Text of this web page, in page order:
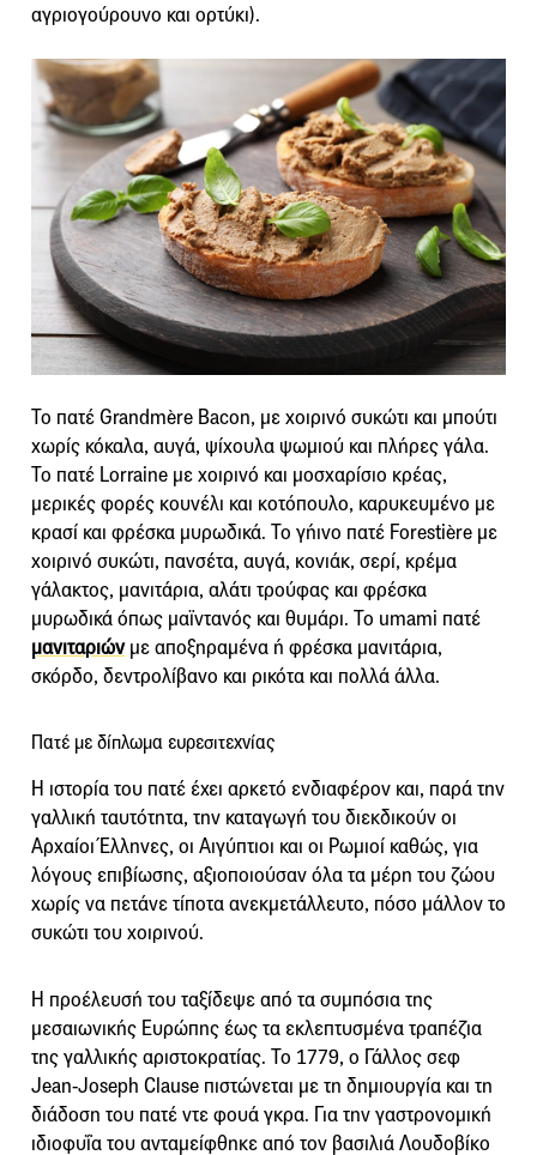
αγριογούρουνο και ορτύκι).
Το πατέ Grandmère Bacon, με χοιρινό συκώτι και μπούτι
χωρίς κόκαλα, αυγά, ψίχουλα ψωμιού και πλήρες γάλα.
Το πατέ Lorraine με χοιρινό και μοσχαρίσιο κρέας,
μερικές φορές κουνέλι και κοτόπουλο, καρυκευμένο με
κρασί και φρέσκα μυρωδικά. Το γήινο πατέ Forestière με
χοιρινό συκώτι, πανσέτα, αυγά, κονιάκ, σερί, κρέμα
γάλακτος, μανιτάρια, αλάτι τρούφας και φρέσκα
μυρωδικά όπως μαϊντανός και θυμάρι. Το umami πατέ
μανιταριώνμε αποξηραμένα ή φρέσκα μανιτάρια,
σκόρδο, δεντρολίβανο και ρικότα και πολλά άλλα.
Πατέ με δίπλωμα ευρεσιτεχνίας
Η ιστορία του πατέ έχει αρκετό ενδιαφέρον και, παρά την
γαλλική ταυτότητα, την καταγωγή του διεκδικούν οι
Αρχαίοι Έλληνες, οι Αιγύπτιοι και οι Ρωμιοί καθώς, για
λόγους επιβίωσης, αξιοποιούσαν όλα τα μέρη του ζώου
χωρίς να πετάνε τίποτα ανεκμετάλλευτο, πόσο μάλλον το
συκώτι του χοιρινού.
Η προέλευσή του ταξίδεψε από τα συμπόσια της
μεσαιωνικής Ευρώπης έως τα εκλεπτυσμένα τραπέζια
της γαλλικής αριστοκρατίας. Το 1779, ο Γάλλος σεφ
Jean-Joseph Clause πιστώνεται με τη δημιουργία και τη
διάδοση του πατέ ντε φουά γκρα. Για την γαστρονομική
ιδιοφυΐα του ανταμείφθηκε από τον βασιλιά Λουδοβίκο